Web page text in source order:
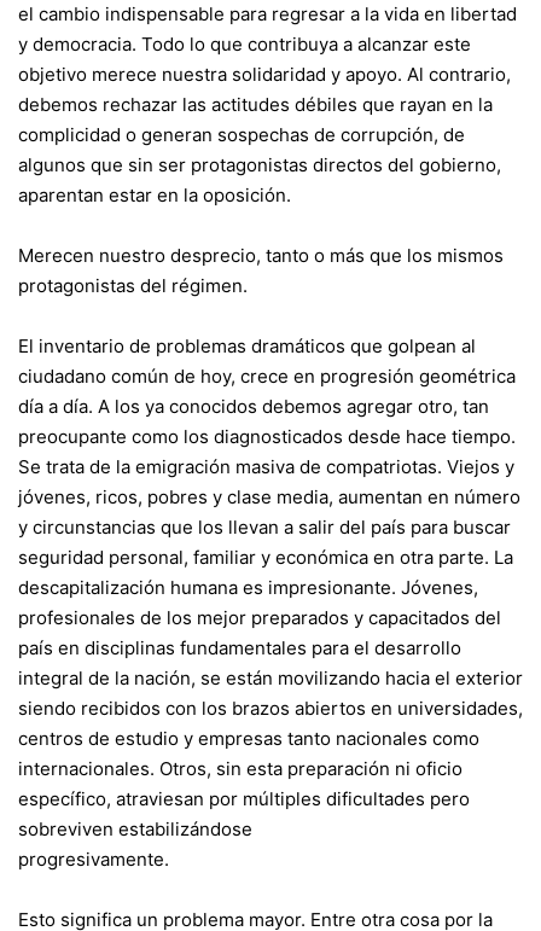
el cambio indispensable para regresar a la vida en libertad
y democracia. Todo lo que contribuya a alcanzar este
objetivo merece nuestra solidaridad y apoyo. Al contrario,
debemos rechazar las actitudes débiles que rayan en la
complicidad o generan sospechas de corrupción, de
algunos que sin ser protagonistas directos del gobierno,
aparentan estar en la oposición.
Merecen nuestro desprecio, tanto o más que los mismos
protagonistas del régimen.
El inventario de problemas dramáticos que golpean al
ciudadano común de hoy, crece en progresión geométrica
día a día. A los ya conocidos debemos agregar otro, tan
preocupante como los diagnosticados desde hace tiempo.
Se trata de la emigración masiva de compatriotas. Viejos y
jóvenes, ricos, pobres y clase media, aumentan en número
y circunstancias que los llevan a salir del país para buscar
seguridad personal, familiar y económica en otra parte. La
descapitalización humana es impresionante. Jóvenes,
profesionales de los mejor preparados y capacitados del
país en disciplinas fundamentales para el desarrollo
integral de la nación, se están movilizando hacia el exterior
siendo recibidos con los brazos abiertos en universidades,
centros de estudio y empresas tanto nacionales como
internacionales. Otros, sin esta preparación ni oficio
específico, atraviesan por múltiples dificultades pero
sobreviven estabilizándose
progresivamente.
Esto significa un problema mayor. Entre otra cosa por la